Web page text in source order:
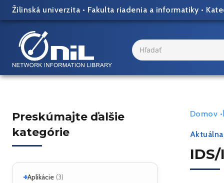
Skip
to
content
Žilinská univerzita • Fakulta riadenia a informatiky •
Search
...
Preskúmajte ďalšie
kategórie
+Aplikácie (3)
Domov •
IDS/